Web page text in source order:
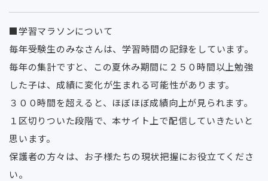
■学習マラソンについて
毎年受験生のみなさんは、学習時間の記録をしています。
毎年の集計ですと、この夏休み期間に２５０時間以上勉強
した子は、成績に変化が生まれる可能性があります。
３００時間を超えると、ほぼほぼ成績向上が見られます。
１区切りついた段階で、本サイト上で配信していきたいと
思います。
保護者の方々は、お子様たちの現状把握にお役立てくださ
い。